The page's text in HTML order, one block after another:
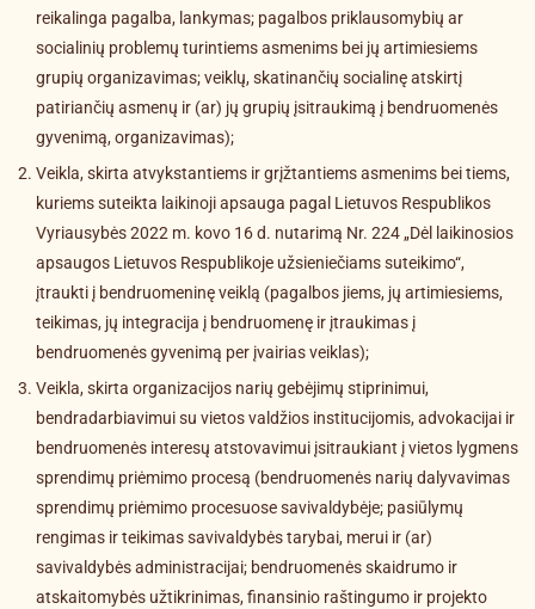
reikalinga pagalba, lankymas; pagalbos priklausomybių ar
socialinių problemų turintiems asmenims bei jų artimiesiems
grupių organizavimas; veiklų, skatinančių socialinę atskirtį
patiriančių asmenų ir (ar) jų grupių įsitraukimą į bendruomenės
gyvenimą, organizavimas);
Veikla, skirta atvykstantiems ir grįžtantiems asmenims bei tiems,
kuriems suteikta laikinoji apsauga pagal Lietuvos Respublikos
Vyriausybės 2022 m. kovo 16 d. nutarimą Nr. 224 „Dėl laikinosios
apsaugos Lietuvos Respublikoje užsieniečiams suteikimo“,
įtraukti į bendruomeninę veiklą (pagalbos jiems, jų artimiesiems,
teikimas, jų integracija į bendruomenę ir įtraukimas į
bendruomenės gyvenimą per įvairias veiklas);
Veikla, skirta organizacijos narių gebėjimų stiprinimui,
bendradarbiavimui su vietos valdžios institucijomis, advokacijai ir
bendruomenės interesų atstovavimui įsitraukiant į vietos lygmens
sprendimų priėmimo procesą (bendruomenės narių dalyvavimas
sprendimų priėmimo procesuose savivaldybėje; pasiūlymų
rengimas ir teikimas savivaldybės tarybai, merui ir (ar)
savivaldybės administracijai; bendruomenės skaidrumo ir
atskaitomybės užtikrinimas, finansinio raštingumo ir projekto